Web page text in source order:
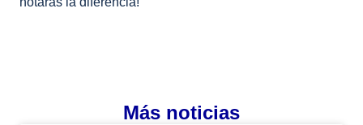
Más noticias